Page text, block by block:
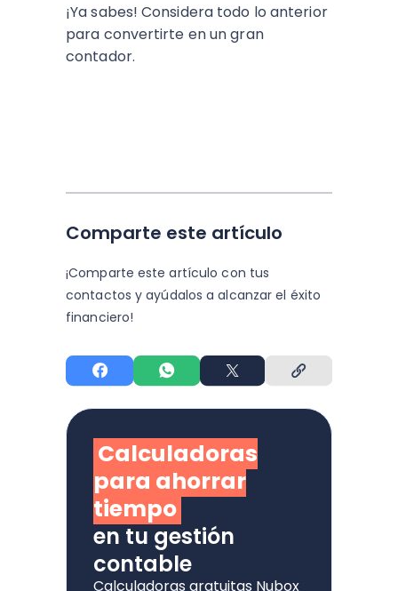
¡Ya sabes! Considera todo lo anterior
para convertirte en un gran
contador.
Comparte este artículo
¡Comparte este artículo con tus
contactos y ayúdalos a alcanzar el éxito
financiero!
Calculadoras
para ahorrar
tiempo
en tu gestión
contable
Calculadoras gratuitas Nubox